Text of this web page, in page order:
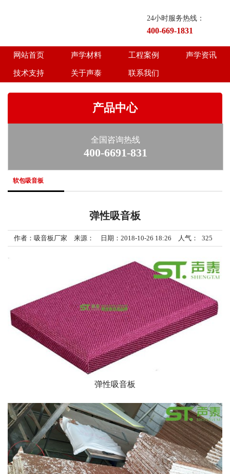
24小时服务热线：
400-669-1831
网站首页 声学材料 工程案例 声学资讯
技术支持 关于声泰 联系我们
产品中心
全国咨询热线
400-6691-831
软包吸音板
弹性吸音板
作者：吸音板厂家 来源： 日期：2018-10-26 18:26 人气： 325
弹性吸音板